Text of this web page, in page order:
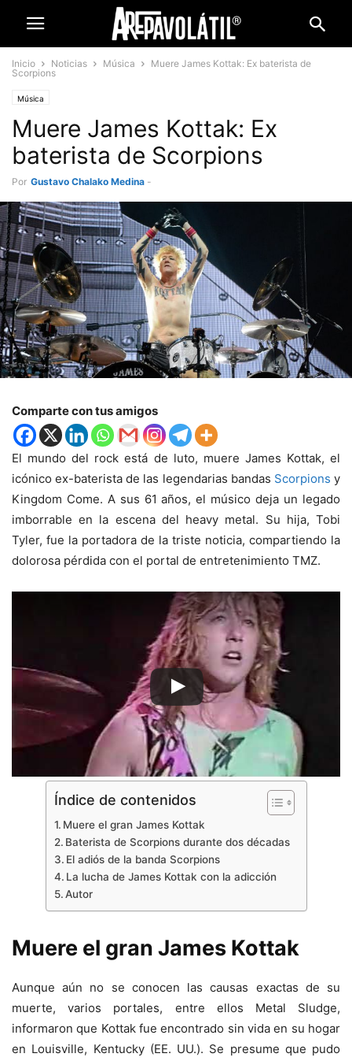
Inicio Noticias Música
Muere James Kottak: Ex baterista de
Scorpions
Música
Muere James Kottak: Ex
baterista de Scorpions
Por Gustavo Chalako Medina -
Comparte con tus amigos
El mundo del rock está de luto, muere James Kottak, el
icónico ex-baterista de las legendarias bandas Scorpions y
Kingdom Come. A sus 61 años, el músico deja un legado
imborrable en la escena del heavy metal. Su hija, Tobi
Tyler, fue la portadora de la triste noticia, compartiendo la
dolorosa pérdida con el portal de entretenimiento TMZ.
Índice de contenidos
Muere el gran James Kottak
Baterista de Scorpions durante dos décadas
El adiós de la banda Scorpions
La lucha de James Kottak con la adicción
Autor
Muere el gran James Kottak
Aunque aún no se conocen las causas exactas de su
muerte, varios portales, entre ellos Metal Sludge,
informaron que Kottak fue encontrado sin vida en su hogar
en Louisville, Kentucky (EE. UU.). Se presume que pudo